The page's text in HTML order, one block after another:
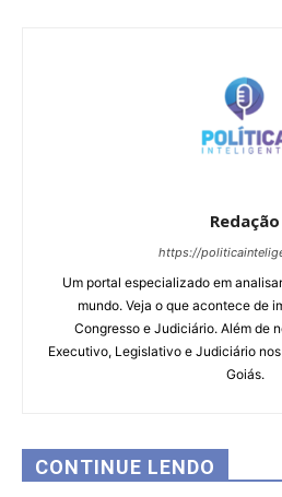
Redação
https://
Um portal especializado em
mundo. Veja o que acontece de
Congresso e Judiciário. Além de
Executivo, Legislativo e Judiciário
Goiás.
CONTINUE LENDO